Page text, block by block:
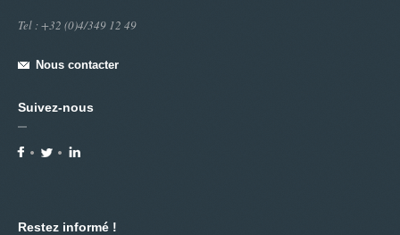
Tel : +32 (0)4/349 12 49
Nous contacter
Suivez-nous
Restez informé !